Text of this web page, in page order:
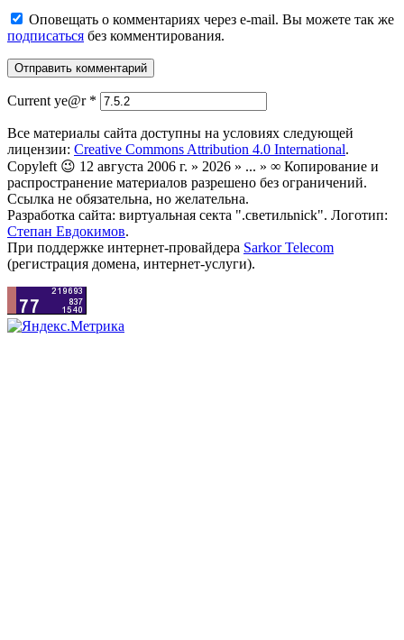
Оповещать о комментариях через e-mail. Вы можете так же
подписаться без комментирования.
Current ye@r *
Все материалы сайта доступны на условиях следующей
лицензии: Creative Commons Attribution 4.0 International.
Copyleft 😉 12 августа 2006 г. » 2026 » ... » ∞ Копирование и
распространение материалов разрешено без ограничений.
Ссылка не обязательна, но желательна.
Разработка сайта: виртуальная секта ".светильnick". Логотип:
Степан Евдокимов.
При поддержке интернет-провайдера Sarkor Telecom
(регистрация домена, интернет-услуги).